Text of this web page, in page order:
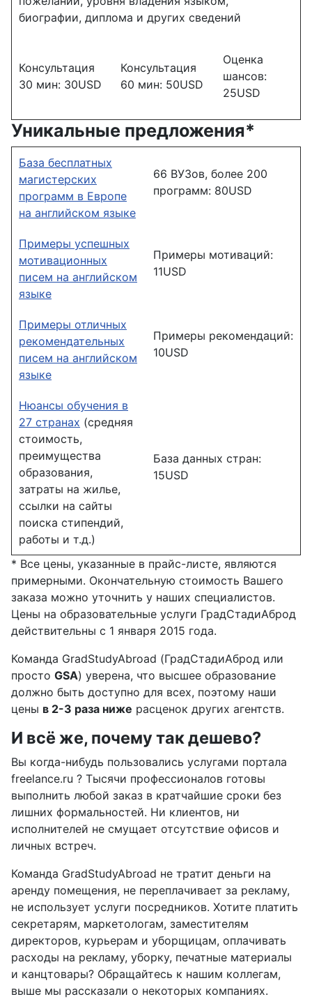
биографии, диплома и других сведений
Консультация
30 мин: 30USD
Консультация
60 мин: 50USD
Оценка
шансов:
25USD
Уникальные предложения*
База бесплатных
магистерских
программ в Европе
на английском языке
66 ВУЗов, более 200
программ: 80USD
Примеры успешных
мотивационных
писем на английском
языке
Примеры мотиваций:
11USD
Примеры отличных
рекомендательных
писем на английском
языке
Примеры рекомендаций:
10USD
Нюансы обучения в
27 странах (средняя
стоимость,
преимущества
образования,
затраты на жилье,
ссылки на сайты
поиска стипендий,
работы и т.д.)
База данных стран:
15USD
* Все цены, указанные в прайс-листе, являются
примерными. Окончательную стоимость Вашего
заказа можно уточнить у наших специалистов.
Цены на образовательные услуги ГрадСтадиАброд
действительны с 1 января 2015 года.
Команда GradStudyAbroad (ГрадСтадиАброд или
просто GSA) уверена, что высшее образование
должно быть доступно для всех, поэтому наши
цены в 2-3 раза ниже расценок других агентств.
И всё же, почему так дешево?
Вы когда-нибудь пользовались услугами портала
freelance.ru ? Тысячи профессионалов готовы
выполнить любой заказ в кратчайшие сроки без
лишних формальностей. Ни клиентов, ни
исполнителей не смущает отсутствие офисов и
личных встреч.
Команда GradStudyAbroad не тратит деньги на
аренду помещения, не переплачивает за рекламу,
не использует услуги посредников. Хотите платить
секретарям, маркетологам, заместителям
директоров, курьерам и уборщицам, оплачивать
расходы на рекламу, уборку, печатные материалы
и канцтовары? Обращайтесь к нашим коллегам,
выше мы рассказали о некоторых компаниях.